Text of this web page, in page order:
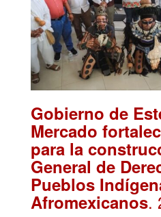
Gobierno de
Mercado
para la
General de
Pueblos
Afromexicanos.